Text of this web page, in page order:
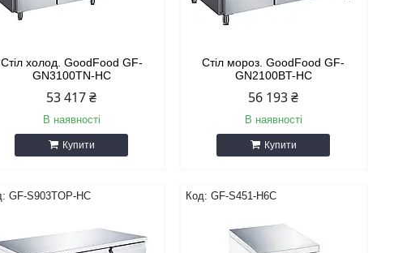
Стіл холод. GoodFood GF-
GN3100TN-HC
53 417 ₴
В наявності
Купити
Стіл мороз. GoodFood GF-
GN2100BT-HC
56 193 ₴
В наявності
Купити
GF-S903TOP-HC GF-S451-H6C